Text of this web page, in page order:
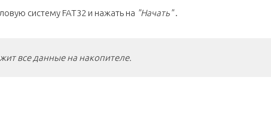
систему FAT32 и нажать на "Начать".
все данные на накопителе.